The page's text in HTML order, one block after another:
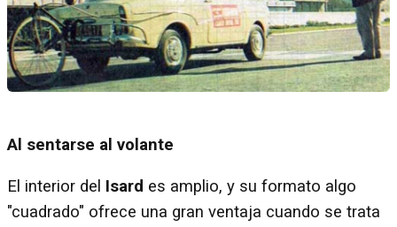
Al sentarse al volante
El interior del Isard es amplio, y su formato algo
"cuadrado" ofrece una gran ventaja cuando se trata